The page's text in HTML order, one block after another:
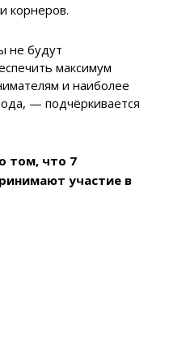
корнеров.
не будут
максимум
и наиболее
— подчёркивается
том, что 7
участие в